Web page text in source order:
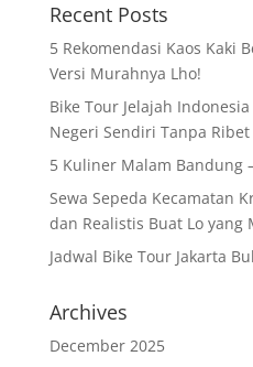
Recent Posts
5 Rekomendasi Kaos Kaki
Versi Murahnya Lho!
Bike Tour Jelajah
Negeri Sendiri Tanpa Ribet
5 Kuliner Malam Bandung
Sewa Sepeda Kecamatan
dan Realistis Buat Lo yang
Jadwal Bike Tour Jakarta
Archives
December 2025